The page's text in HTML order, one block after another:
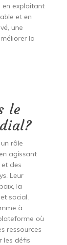
en exploitant
et en
une
la
le
rôle
agissant
des
Leur
la
social,
à
où
ressources
les défis